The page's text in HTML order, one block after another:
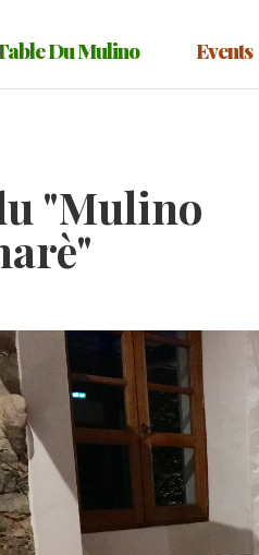
Du Mulino Events
"Mulino